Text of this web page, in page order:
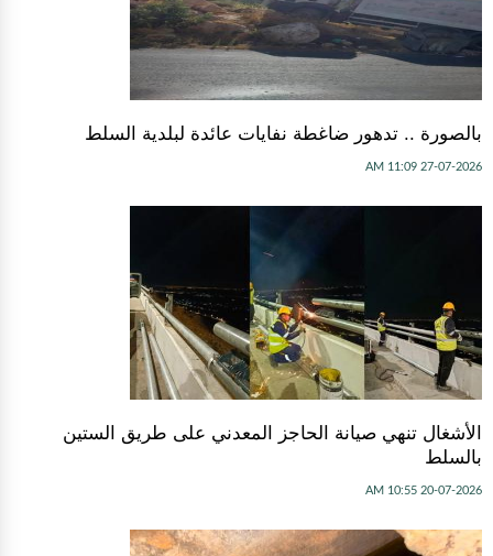
بالصورة .. تدهور ضاغطة نفايات عائدة لبلدية السلط
27-07-2026 11:09 AM
الأشغال تنهي صيانة الحاجز المعدني على طريق الستين
بالسلط
20-07-2026 10:55 AM